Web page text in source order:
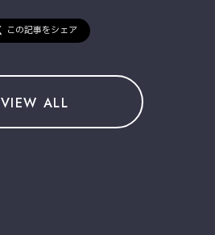
この記事をシェア
VIEW ALL